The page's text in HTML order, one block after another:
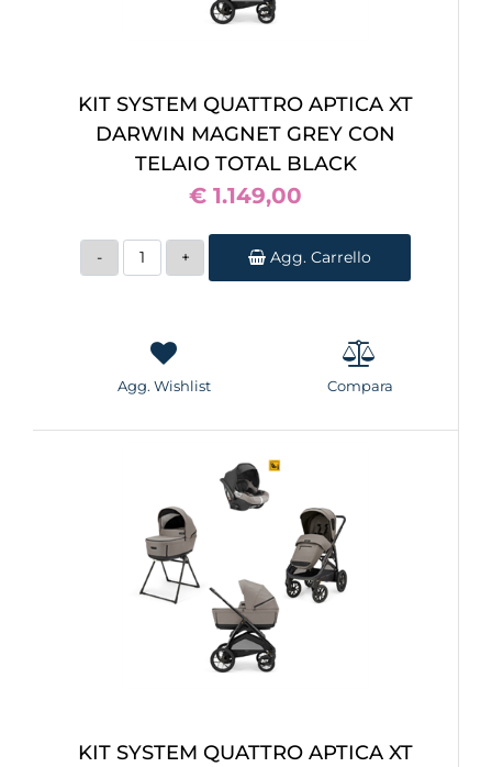
KIT SYSTEM QUATTRO APTICA XT
DARWIN MAGNET GREY CON
TELAIO TOTAL BLACK
€ 1.149,00
Quantità
Agg. Carrello
Agg. Wishlist Compara
KIT SYSTEM QUATTRO APTICA XT